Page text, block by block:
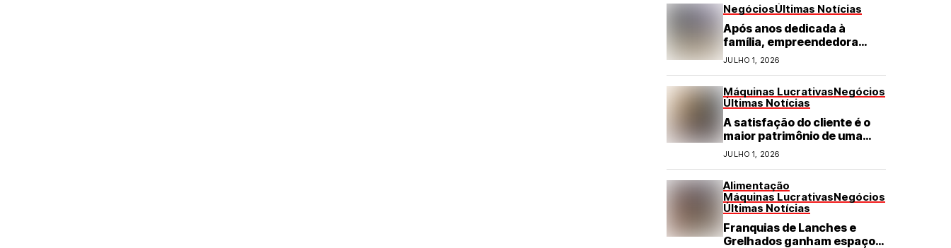
NegóciosÚltimas Notícias
Após anos dedicada à
família, empreendedora
transforma franquia de
turismo em negócio de
JULHO 1, 2026
Máquinas LucrativasNegócios
Últimas Notícias
A satisfação do cliente é o
maior patrimônio de uma
franquia
JULHO 1, 2026
Alimentação
Máquinas LucrativasNegócios
Últimas Notícias
Franquias de Lanches e
Grelhados ganham espaço